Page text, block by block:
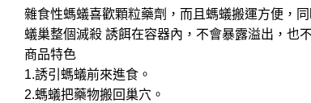
雜食性螞蟻喜歡顆粒藥劑，而且螞蟻搬運方便，
蟻巢整個滅殺 誘餌在容器內，不會暴露溢出，也
商品特色
1.誘引螞蟻前來進食。
2.螞蟻把藥物搬回巢穴。